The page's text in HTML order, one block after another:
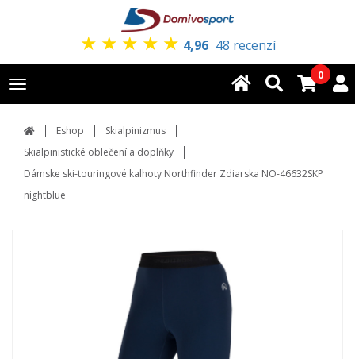
★ ★ ★ ★ ★ 4,96 48 recenzí
Toggle
navigation
0
Eshop
Skialpinizmus
Skialpinistické oblečení a doplňky
Dámske ski-touringové kalhoty Northfinder Zdiarska NO-46632SKP
nightblue